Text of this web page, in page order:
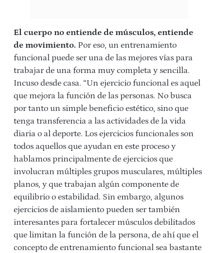
El cuerpo no entiende de músculos, entiende
de movimiento. Por eso, un entrenamiento
funcional puede ser una de las mejores vías para
trabajar de una forma muy completa y sencilla.
Incuso desde casa. “Un ejercicio funcional es aquel
que mejora la función de las personas. No busca
por tanto un simple beneficio estético, sino que
tenga transferencia a las actividades de la vida
diaria o al deporte. Los ejercicios funcionales son
todos aquellos que ayudan en este proceso y
hablamos principalmente de ejercicios que
involucran múltiples grupos musculares, múltiples
planos, y que trabajan algún componente de
equilibrio o estabilidad. Sin embargo, algunos
ejercicios de aislamiento pueden ser también
interesantes para fortalecer músculos debilitados
que limitan la función de la persona, de ahí que el
concepto de entrenamiento funcional sea bastante